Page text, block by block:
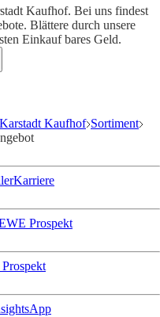
Kaufhof. Bei uns findest
Blättere durch unsere
Einkauf bares Geld.
Kaufhof Sortiment
Karriere
Prospekt
App